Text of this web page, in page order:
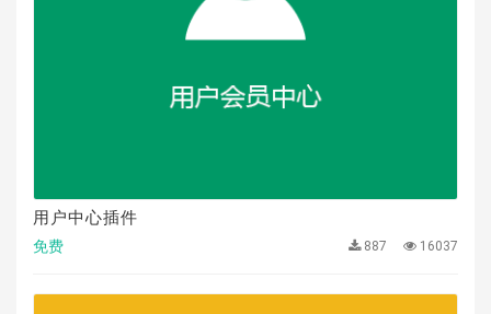
用户中心插件
免费 887 16037